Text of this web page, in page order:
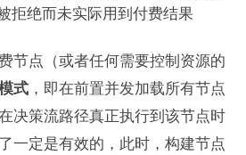
拒绝而未实际用到付费结果
节点（或者任何需要控制资源的
式，即在前置并发加载所有节点
决策流路径真正执行到该节点时
一定是有效的，此时，构建节点